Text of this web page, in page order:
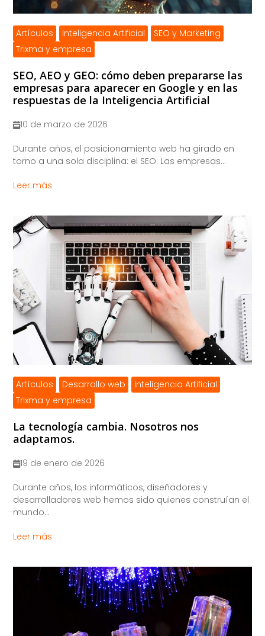
Artículos Inteligencia Artificial
SEO y Marketing
Trixma y empresa
SEO, AEO y GEO: cómo deben prepararse las
empresas para aparecer en Google y en las
respuestas de la Inteligencia Artificial
10 de marzo de 2026
​Durante años, el posicionamiento web ha girado en
torno a una sola disciplina: el SEO. Las empresas...
Leer más
Artículos Desarrollo web
Inteligencia Artificial
Trixma y empresa
La tecnología cambia. Nosotros nos
adaptamos.
19 de enero de 2026
​Durante años, los informáticos, diseñadores y
desarrolladores web hemos sido quienes construían el
mundo...
Leer más